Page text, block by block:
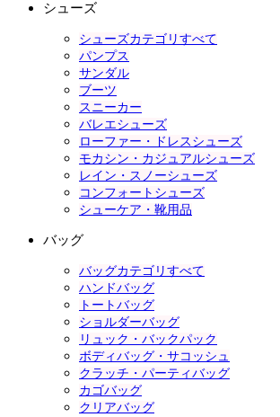
シューズ
シューズカテゴリすべて
パンプス
サンダル
ブーツ
スニーカー
バレエシューズ
ローファー・ドレスシューズ
モカシン・カジュアルシューズ
レイン・スノーシューズ
コンフォートシューズ
シューケア・靴用品
バッグ
バッグカテゴリすべて
ハンドバッグ
トートバッグ
ショルダーバッグ
リュック・バックパック
ボディバッグ・サコッシュ
クラッチ・パーティバッグ
カゴバッグ
クリアバッグ